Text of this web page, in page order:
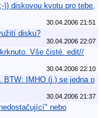
diskovou kvotu pro tebe,
30.04.2006 21:51
disku?
30.04.2006 22:07
Vše čisté. edit//
30.04.2006 22:10
BTW: IMHO (j.) se jedna o
30.04.2006 21:37
nebo